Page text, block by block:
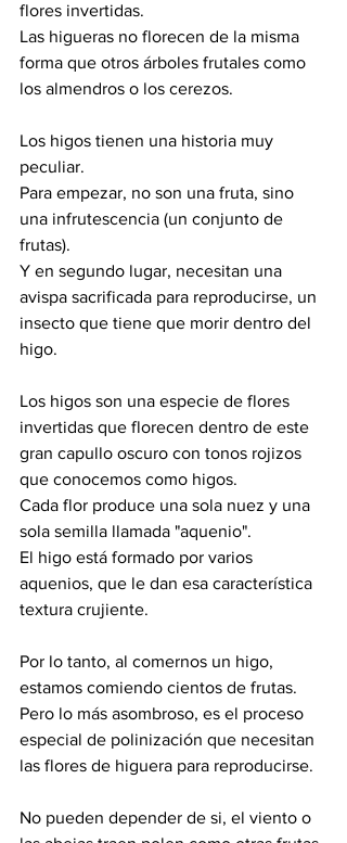
flores invertidas.
Las higueras no florecen de la misma
forma que otros árboles frutales como
los almendros o los cerezos.
Los higos tienen una historia muy
peculiar.
Para empezar, no son una fruta, sino
una infrutescencia (un conjunto de
frutas).
Y en segundo lugar, necesitan una
avispa sacrificada para reproducirse, un
insecto que tiene que morir dentro del
higo.
Los higos son una especie de flores
invertidas que florecen dentro de este
gran capullo oscuro con tonos rojizos
que conocemos como higos.
Cada flor produce una sola nuez y una
sola semilla llamada "aquenio".
El higo está formado por varios
aquenios, que le dan esa característica
textura crujiente.
Por lo tanto, al comernos un higo,
estamos comiendo cientos de frutas.
Pero lo más asombroso, es el proceso
especial de polinización que necesitan
las flores de higuera para reproducirse.
No pueden depender de si, el viento o